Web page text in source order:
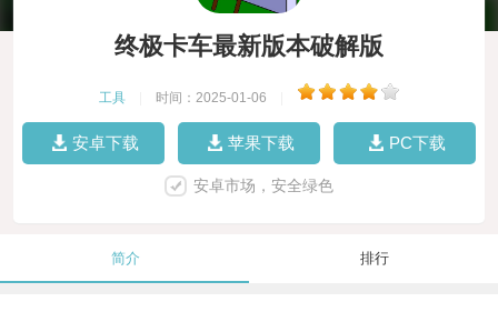
终极卡车最新版本破解版
工具 时间：2025-01-06
安卓下载 苹果下载 PC下载
安卓市场，安全绿色
简介 排行